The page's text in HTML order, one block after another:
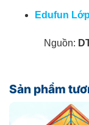
Edufun
Nguồn:
Sản phẩm